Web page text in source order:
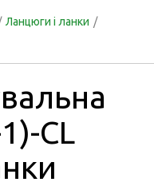
Ланцюги і ланки /
CL